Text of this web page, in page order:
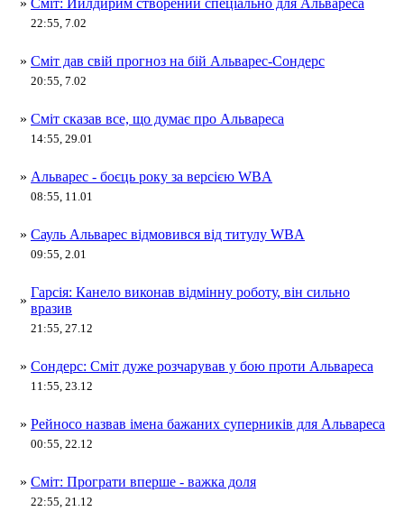
» Сміт: Йилдирим створений спеціально для Альвареса
22:55, 7.02
» Сміт дав свій прогноз на бій Альварес-Сондерс
20:55, 7.02
» Сміт сказав все, що думає про Альвареса
14:55, 29.01
» Альварес - боєць року за версією WBА
08:55, 11.01
» Сауль Альварес відмовився від титулу WBA
09:55, 2.01
»
Гарсія: Канело виконав відмінну роботу, він сильно
вразив
21:55, 27.12
» Сондерс: Сміт дуже розчарував у бою проти Альвареса
11:55, 23.12
» Рейносо назвав імена бажаних суперників для Альвареса
00:55, 22.12
» Сміт: Програти вперше - важка доля
22:55, 21.12